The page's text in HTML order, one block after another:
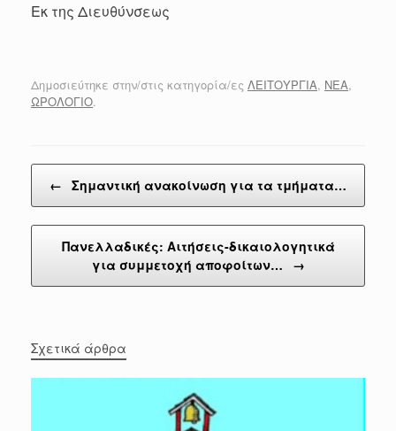
Εκ της Διευθύνσεως
Δημοσιεύτηκε στην/στις κατηγορία/ες ΛΕΙΤΟΥΡΓΙΑ, ΝΕΑ,
ΩΡΟΛΟΓΙΟ.
Post navigation
← Σημαντική ανακοίνωση για τα τμήματα…
Πανελλαδικές: Αιτήσεις-δικαιολογητικά
για συμμετοχή αποφοίτων…
→
Σχετικά άρθρα